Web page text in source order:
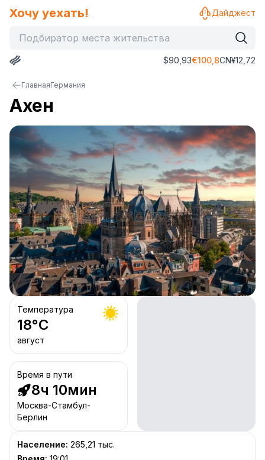
Хочу уехать!
$90,93€100,8CN¥12,72
Дайджест
ГлавнаяГермания
Ахен
Температура
18°C
август
Время в пути
8ч 10мин
Москва-Стамбул-
Берлин
Население: 265,21 тыс.